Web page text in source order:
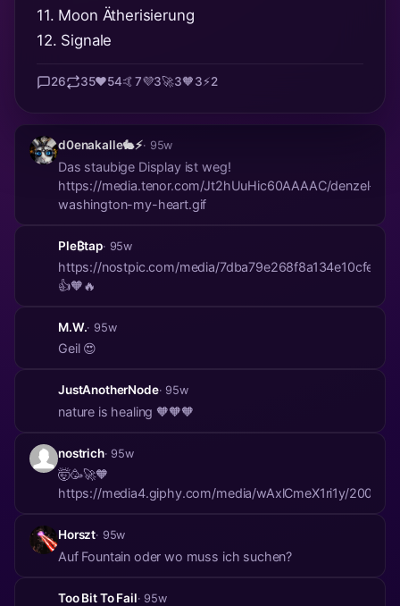
11. Moon Ätherisierung
12. Signale
26 35❤️54🤙7💜3🚀3🧡3⚡2
d0enakalle🐇⚡· 95w
Das staubige Display ist weg!
https://media.tenor.com/Jt2hUuHic60AAAAC/denzel-
washington-my-heart.gif
Ple₿tap· 95w
https://nostpic.com/media/
👍🧡🔥
M.W.· 95w
Geil 😍
JustAnotherNode· 95w
nature is healing 🧡🧡🧡
nostrich· 95w
🤯🥳🚀🧡
https://media4.giphy.com/media/wAxlCmeX1ri1y/200.gif
Horszt· 95w
Auf Fountain oder wo muss ich suchen?
Too Bit To Fail· 95w